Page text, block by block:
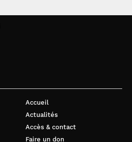
Accueil
Actualités
Accès & contact
Faire un don